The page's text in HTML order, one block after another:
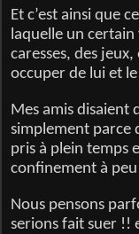
Et c’est ainsi que
laquelle un
caresses, des
occuper de lui et
Mes amis disaient
simplement parce
pris à plein temps
confinement à
Nous pensons
serions fait suer !!